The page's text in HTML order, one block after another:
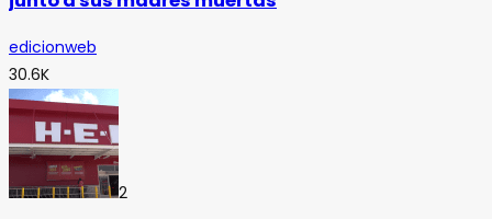
edicionweb
30.6K
2